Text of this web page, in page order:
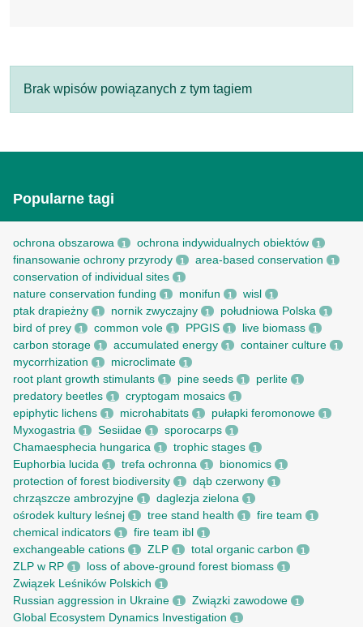
Brak wpisów powiązanych z tym tagiem
Popularne tagi
ochrona obszarowa 1 ochrona indywidualnych obiektów 1
finansowanie ochrony przyrody 1 area-based conservation 1
conservation of individual sites 1
nature conservation funding 1 monifun 1 wisl 1
ptak drapieżny 1 nornik zwyczajny 1 południowa Polska 1
bird of prey 1 common vole 1 PPGIS 1 live biomass 1
carbon storage 1 accumulated energy 1 container culture 1
mycorrhization 1 microclimate 1
root рlant growth stimulants 1 pine seeds 1 perlite 1
predatory beetles 1 cryptogam mosaics 1
epiphytic lichens 1 microhabitats 1 pułapki feromonowe 1
Myxogastria 1 Sesiidae 1 sporocarps 1
Chamaesphecia hungarica 1 trophic stages 1
Euphorbia lucida 1 trefa ochronna 1 bionomics 1
protection of forest biodiversity 1 dąb czerwony 1
chrząszcze ambrozyjne 1 daglezja zielona 1
ośrodek kultury leśnej 1 tree stand health 1 fire team 1
chemical indicators 1 fire team ibl 1
exchangeable cations 1 ZLP 1 total organic carbon 1
ZLP w RP 1 loss of above-ground forest biomass 1
Związek Leśników Polskich 1
Russian aggression in Ukraine 1 Związki zawodowe 1
Global Ecosystem Dynamics Investigation 1